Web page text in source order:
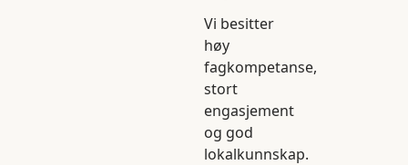
Vi besitter
høy
fagkompetanse,
stort
engasjement
og god
lokalkunnskap.